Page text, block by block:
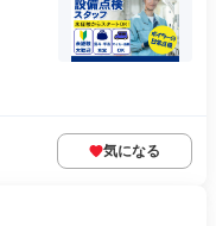
気になる